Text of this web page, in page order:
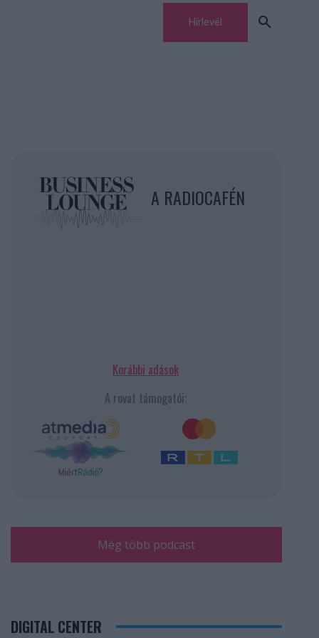
Hírlevél
A RADIOCAFÉN
Korábbi adások
A rovat támogatói:
Még több podcast
DIGITAL CENTER